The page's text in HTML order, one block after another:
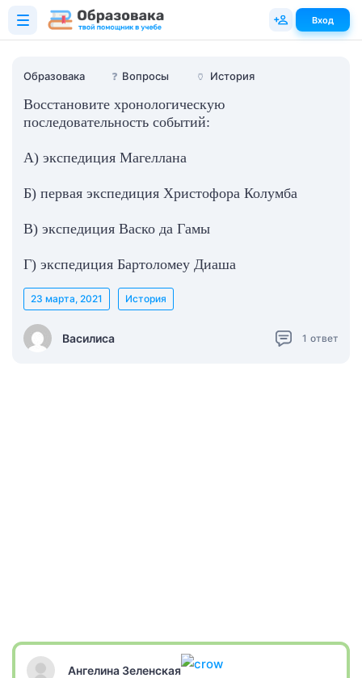
Образовака ❓ Вопросы 🏺 История
Восстановите хронологическую
последовательность событий:
А) экспедиция Магеллана
Б) первая экспедиция Христофора Колумба
В) экспедиция Васко да Гамы
Г) экспедиция Бартоломеу Диаша
Василиса
23 марта, 2021 История
1 ответ
Ангелина Зеленская
Вход